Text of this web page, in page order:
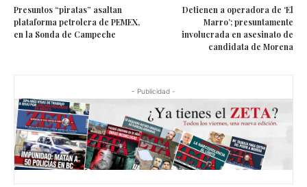
Presuntos “piratas” asaltan
plataforma petrolera de PEMEX,
en la Sonda de Campeche
Detienen a operadora de ‘El
Marro’; presuntamente
involucrada en asesinato de
candidata de Morena
- Publicidad -